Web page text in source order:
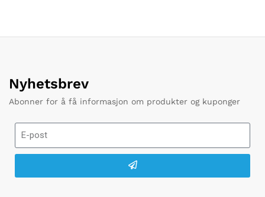
Nyhetsbrev
Abonner for å få informasjon om produkter og kuponger